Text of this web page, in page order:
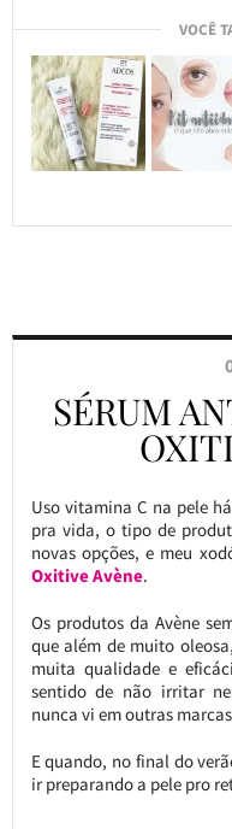
VOCÊ
SÉRUM
Uso vitamina C na pele
pra vida, o tipo de
novas opções, e meu
Oxitive Avène.
Os produtos da Avène
que além de muito
muita qualidade e
sentido de não irritar
nunca vi em outras
E quando, no final do
ir preparando a pele pro